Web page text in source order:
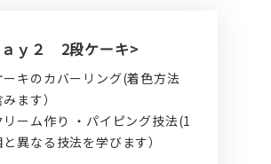
ｙ２ 2段ケーキ>
ーキのカバーリング(着色方法
ます）
リーム作り ・パイピング技法(1
と異なる技法を学びます）